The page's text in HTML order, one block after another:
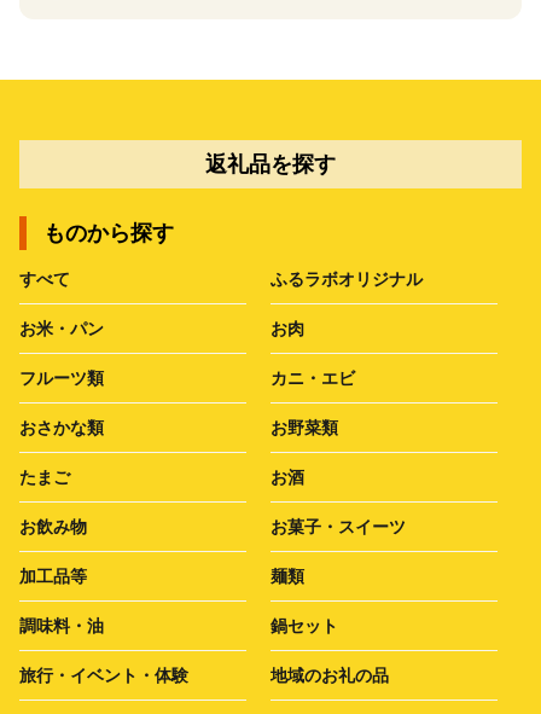
返礼品を探す
ものから探す
すべて ふるラボオリジナル
お米・パン お肉
フルーツ類 カニ・エビ
おさかな類 お野菜類
たまご お酒
お飲み物 お菓子・スイーツ
加工品等 麺類
調味料・油 鍋セット
旅行・イベント・体験 地域のお礼の品